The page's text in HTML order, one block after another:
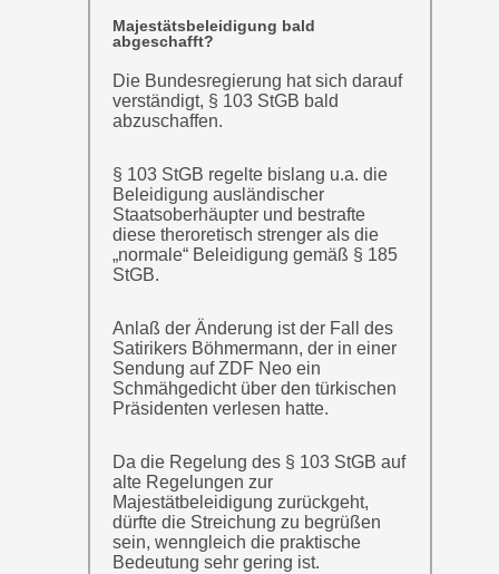
Majestätsbeleidigung bald
abgeschafft?
Die Bundesregierung hat sich darauf
verständigt, § 103 StGB bald
abzuschaffen.
§ 103 StGB regelte bislang u.a. die
Beleidigung ausländischer
Staatsoberhäupter und bestrafte
diese theroretisch strenger als die
„normale“ Beleidigung gemäß § 185
StGB.
Anlaß der Änderung ist der Fall des
Satirikers Böhmermann, der in einer
Sendung auf ZDF Neo ein
Schmähgedicht über den türkischen
Präsidenten verlesen hatte.
Da die Regelung des § 103 StGB auf
alte Regelungen zur
Majestätbeleidigung zurückgeht,
dürfte die Streichung zu begrüßen
sein, wenngleich die praktische
Bedeutung sehr gering ist.